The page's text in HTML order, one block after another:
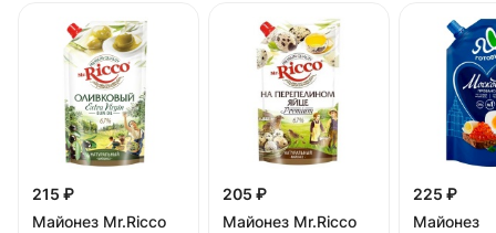
215 ₽
Майонез Mr.Ricco
205 ₽
Майонез Mr.Ricco
225 ₽
Майонез